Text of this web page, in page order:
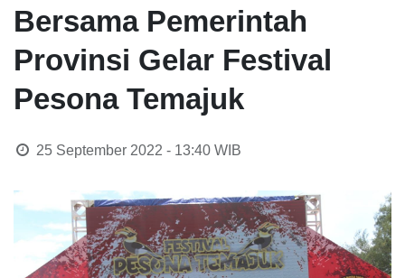
Bersama Pemerintah
Provinsi Gelar Festival
Pesona Temajuk
25 September 2022 - 13:40WIB